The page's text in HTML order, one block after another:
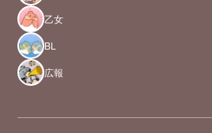
乙女
BL
広報